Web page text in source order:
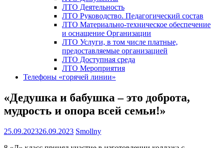
ЛТО Деятельность
ЛТО Руководство. Педагогический состав
ЛТО Материально-техническое обеспечение
и оснащение Организации
ЛТО Услуги, в том числе платные,
предоставляемые организацией
ЛТО Доступная среда
ЛТО Мероприятия
Телефоны «горячей линии»
«Дедушка и бабушка – это доброта,
мудрость и опора всей семьи!»
25.09.202326.09.2023 Smollny